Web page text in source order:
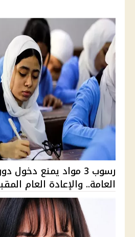
رسوب 3 مواد يمنع دخول
العامة.. والإعادة العام